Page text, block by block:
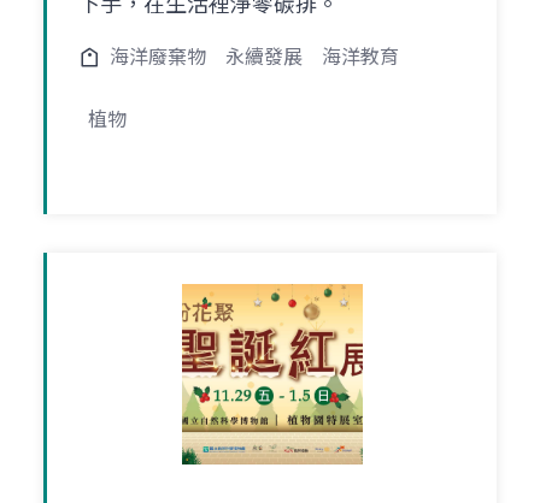
海洋廢棄物 永續發展 海洋教育
植物